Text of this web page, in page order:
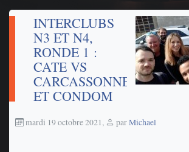
INTERCLUBS
N3 ET N4,
RONDE 1 :
CATE VS
CARCASSONNE
ET CONDOM
mardi 19 octobre 2021 , parMichael